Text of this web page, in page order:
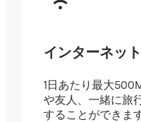
インターネッ
1日あたり最大
や友人、一緒に旅
することができま